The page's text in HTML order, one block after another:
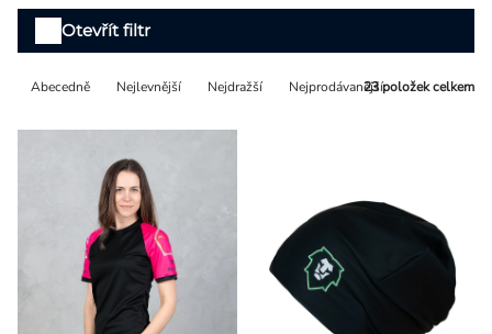
Přihlášení
Řazení
Abecedně Nejlevnější Nejdražší Nejprodávanější
23položek celkem
Otevřít filtr
Výpis
produktů